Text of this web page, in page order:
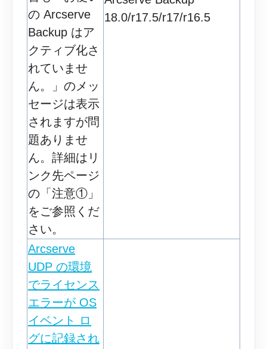
の Arcserve
Backup はア
クティブ化さ
れていませ
ん。」のメッ
セージは表示
されますが問
題ありませ
ん。詳細はリ
ンク先ページ
の「注意①」
をご参照くだ
さい。
18.0/r17.5/r17/r16.5
Arcserve
UDP の環境
でライセンス
エラーが OS
イベント ロ
グに記録され